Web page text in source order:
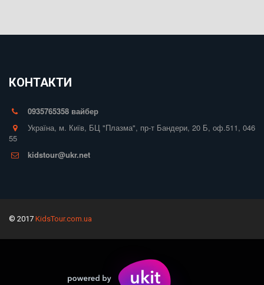
КОНТАКТИ
0935765358 вайбер
Україна, м. Київ, БЦ "Плазма", пр-т Бандери, 20 Б, оф.511, 046
55
kidstour@ukr.net
© 2017 KidsTour.com.ua